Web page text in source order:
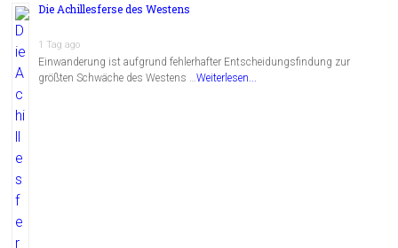
Die Achillesferse des Westens
1 Tag ago
Einwanderung ist aufgrund fehlerhafter Entscheidungsfindung zur
größten Schwäche des Westens …Weiterlesen...